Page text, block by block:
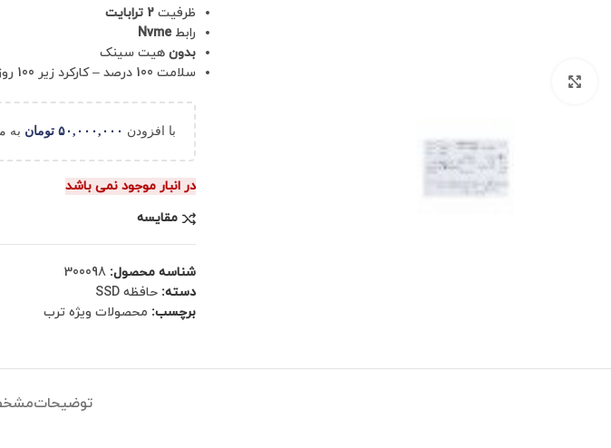
ظرفیت 2 ترابایت
رابطNvme
بدون هیت سینک
سلامت 100 درصد – کارکرد زیر 100 روز
با افزودن ۵۰,۰۰۰,۰۰۰ تومان به
در انبار موجود نمی باشد
مقایسه
شناسه محصول: 300098
دسته: حافظه SSD
برچسب: محصولات ویژه ترب
توضیحات